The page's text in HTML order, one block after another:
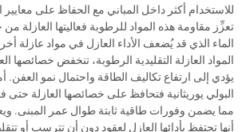
للاستخدام أكثر داخل المباني مع الحفاظ على معايير
تعزِّز مقاومة هذه المواد للرطوبة فعاليتها العازلة
الماء الذي قد يُضعف الأداء العازل في مواد عازلة
المواد العازلة التقليدية الرطوبة، تنخفض خصائصها
يؤدي إلى ارتفاع تكاليف الطاقة واحتمال نمو العفن.
البولي يوريثانية فتحافظ على خصائصها العازلة
مما يضمن وفورات طاقية ثابتة طوال عمر المبنى.
أنها تحتفظ بأدائها العازل لعقودٍ دون أن تترسب أو